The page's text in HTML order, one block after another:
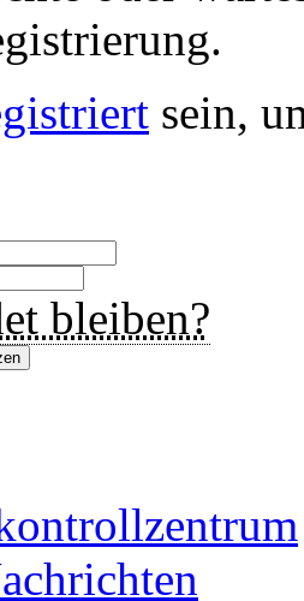
sein,
bleiben?